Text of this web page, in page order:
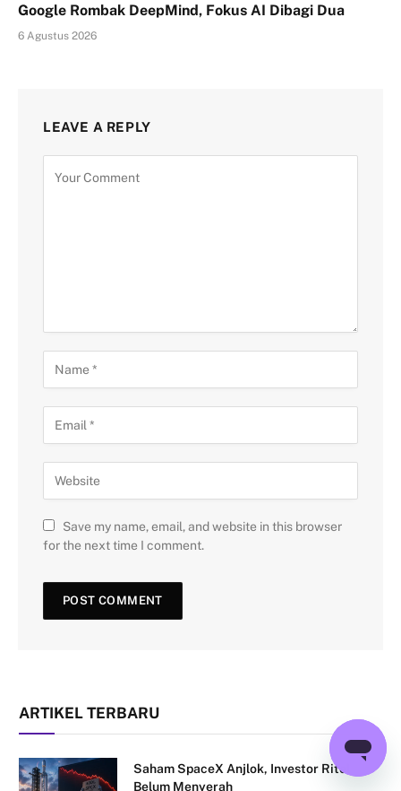
Google Rombak DeepMind, Fokus AI Dibagi Dua
6 Agustus 2026
LEAVE A REPLY
Save my name, email, and website in this browser
for the next time I comment.
ARTIKEL TERBARU
Saham SpaceX Anjlok, Investor Ritel
Belum Menyerah